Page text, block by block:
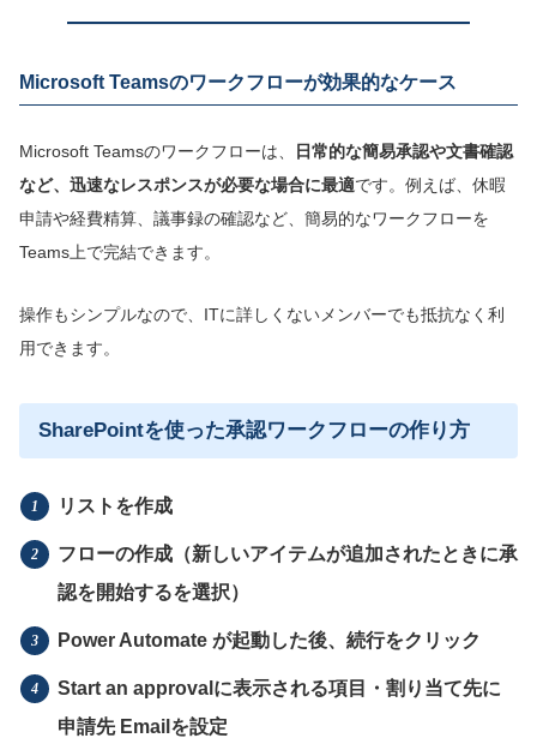
Microsoft Teamsのワークフローが効果的なケース
Microsoft Teamsのワークフローは、
日常的な簡易承認や文書確認
など、迅速なレスポンスが必要な場合に最適です。例えば、休暇
申請や経費精算、議事録の確認など、簡易的なワークフローを
Teams上で完結できます。
操作もシンプルなので、ITに詳しくないメンバーでも抵抗なく利
用できます。
SharePointを使った承認ワークフローの作り方
リストを作成
フローの作成（新しいアイテムが追加されたときに承
認を開始するを選択）
Power Automate が起動した後、続行をクリック
Start an approvalに表示される項目・割り当て先に
申請先 Emailを設定